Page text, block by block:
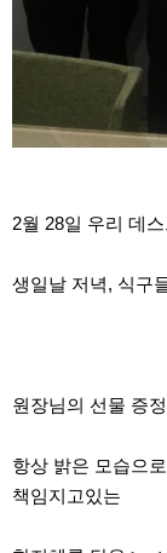
2월 28일 우리 데
생일날 저녁, 식구
원장님의 선물 증
항상 밝은 모습으
책임지고있는